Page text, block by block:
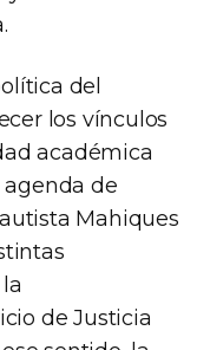
del
los vínculos
académica
agenda de
Mahiques
de Justicia